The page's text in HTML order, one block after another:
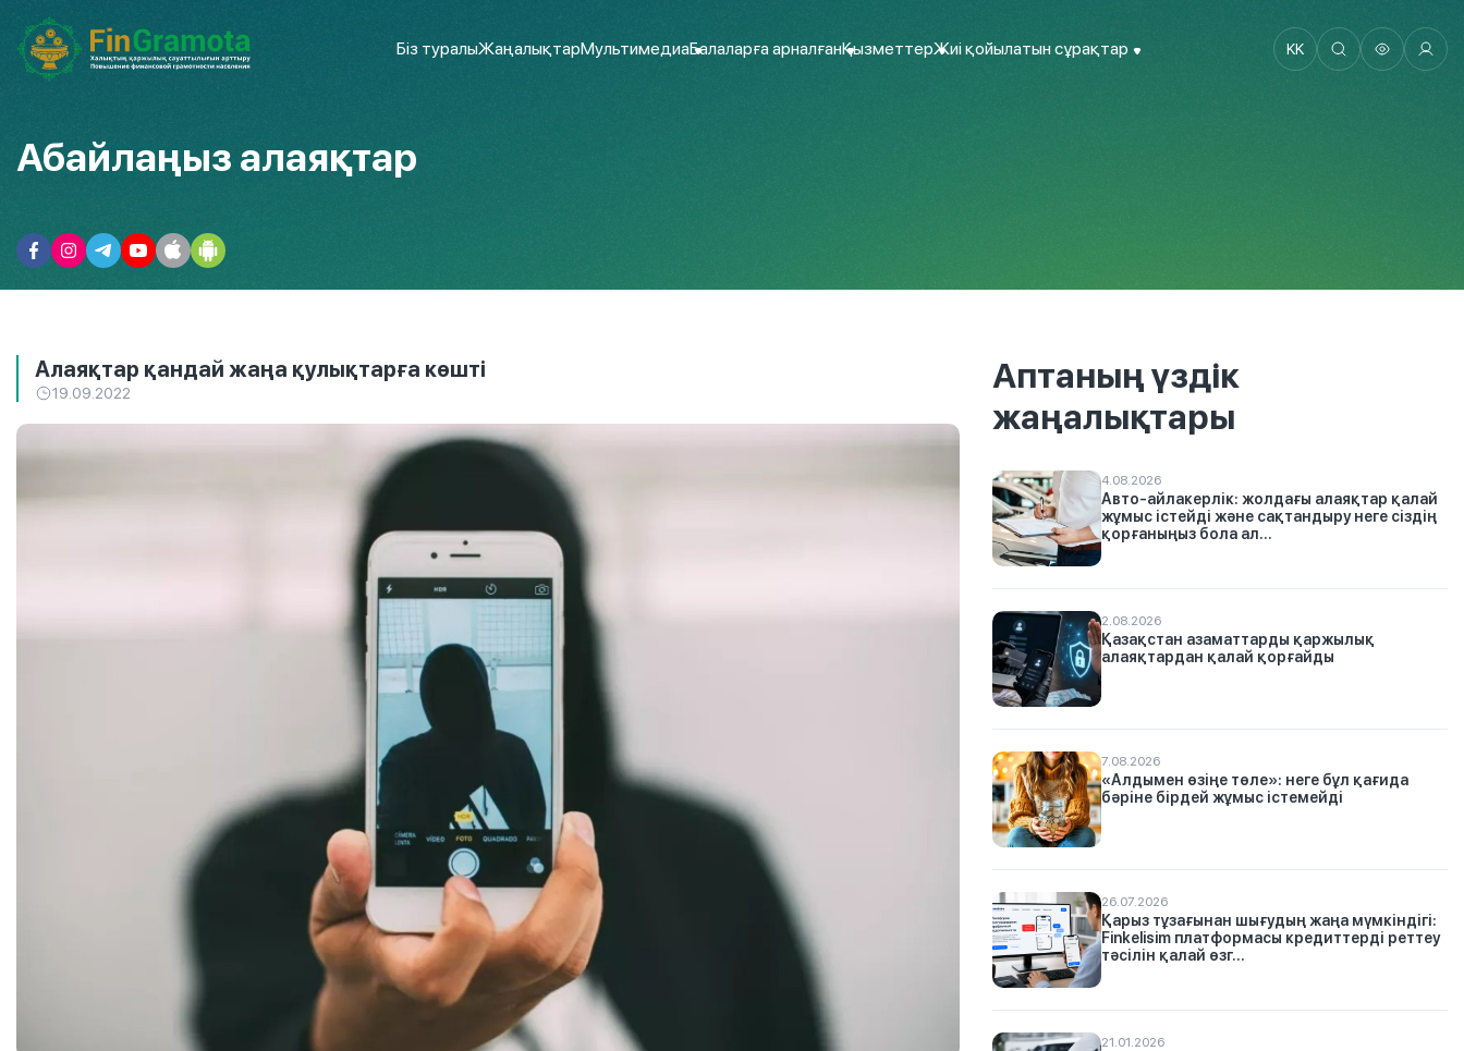
Біз туралыЖаңалықтарМультимедиаБалаларға арналғанҚызметтерЖиі қойылатын сұрақтар KK
Абайлаңыз алаяқтар
Алаяқтар қандай жаңа қулықтарға көшті
19.09.2022
Аптаның үздік
жаңалықтары
4.08.2026
Авто-айлакерлік: жолдағы алаяқтар қалай
жұмыс істейді және сақтандыру неге сіздің
қорғаныңыз бола ал...
2.08.2026
Қазақстан азаматтарды қаржылық
алаяқтардан қалай қорғайды
7.08.2026
«Алдымен өзіңе төле»: неге бұл қағида
бәріне бірдей жұмыс істемейді
26.07.2026
Қарыз тұзағынан шығудың жаңа мүмкіндігі:
Finkelisim платформасы кредиттерді реттеу
тәсілін қалай өзг...
21.01.2026